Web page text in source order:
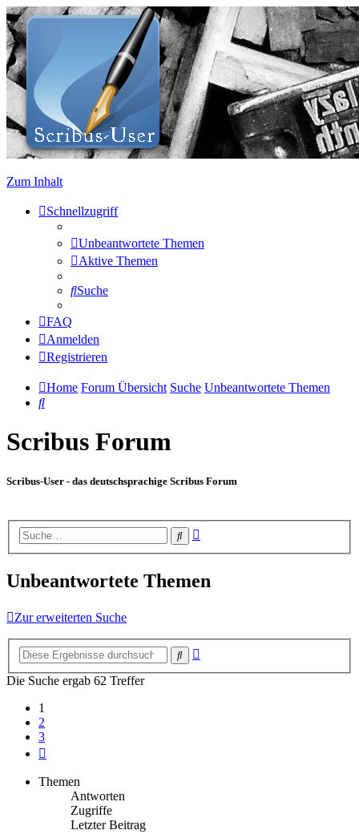
Zum Inhalt
Schnellzugriff
Unbeantwortete Themen
Aktive Themen
Suche
FAQ
Anmelden
Registrieren
Home Forum Übersicht Suche Unbeantwortete Themen
Suche
Scribus Forum
Scribus-User - das deutschsprachige Scribus Forum
Suche
Unbeantwortete Themen
Zur erweiterten Suche
Suche
Die Suche ergab 62 Treffer
1
2
3
Themen
Antworten
Zugriffe
Letzter Beitrag